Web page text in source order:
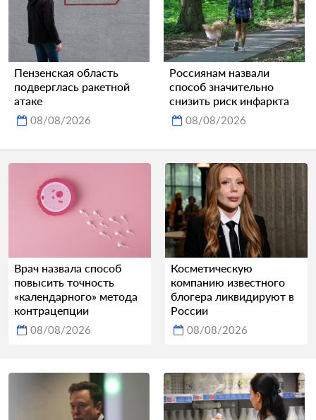
Пензенская область
подверглась ракетной
атаке
08/08/2026
Россиянам назвали
способ значительно
снизить риск инфаркта
08/08/2026
Врач назвала способ
повысить точность
«календарного» метода
контрацепции
08/08/2026
Косметическую
компанию известного
блогера ликвидируют в
России
08/08/2026